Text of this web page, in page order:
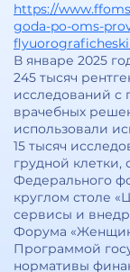
https://
goda-po-oms-
В январе 2025
245 тысяч
исследований
врачебных
использовали
15 тысяч
грудной клетки,
Федерального
круглом столе
сервисы и
Форума
Программой
нормативы